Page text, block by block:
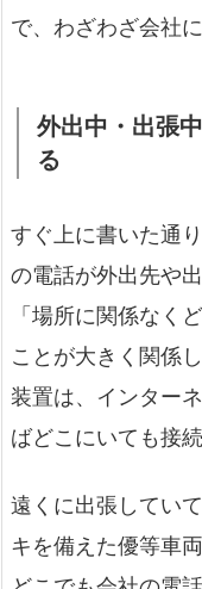
で、わざわざ会社
外出中・出張
る
すぐ上に書いた通
の電話が外出先や
「場所に関係なく
ことが大きく関係
装置は、インター
ばどこにいても接
遠くに出張してい
キを備えた優等車